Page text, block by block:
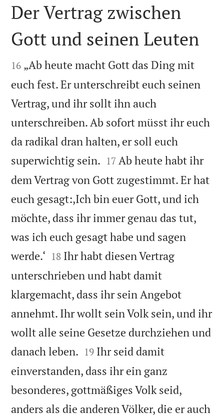

Der Vertrag zwischen
Gott und seinen Leuten

16 „Ab heute macht Gott das Ding mit
euch fest. Er unterschreibt euch seinen
Vertrag, und ihr sollt ihn auch
unterschreiben. Ab sofort müsst ihr euch
da radikal dran halten, er soll euch
superwichtig sein. 

17 Ab heute habt ihr
dem Vertrag von Gott zugestimmt. Er hat
euch gesagt:,Ich bin euer Gott, und ich
möchte, dass ihr immer genau das tut,
was ich euch gesagt habe und sagen
werde.‘ 

18 Ihr habt diesen Vertrag
unterschrieben und habt damit
klargemacht, dass ihr sein Angebot
annehmt. Ihr wollt sein Volk sein, und ihr
wollt alle seine Gesetze durchziehen und
danach leben. 

19 Ihr seid damit
einverstanden, dass ihr ein ganz
besonderes, gottmäßiges Volk seid,
anders als die anderen Völker, die er auch